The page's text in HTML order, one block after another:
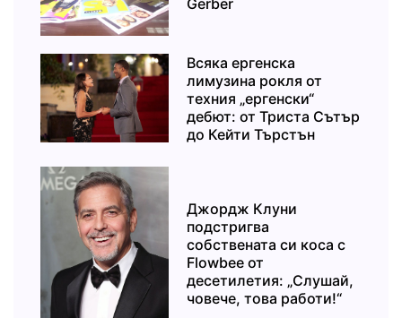
Всяка ергенска
лимузина рокля от
техния „ергенски“
дебют: от Триста Сътър
до Кейти Търстън
Джордж Клуни
подстригва
собствената си коса с
Flowbee от
десетилетия: „Слушай,
човече, това работи!“